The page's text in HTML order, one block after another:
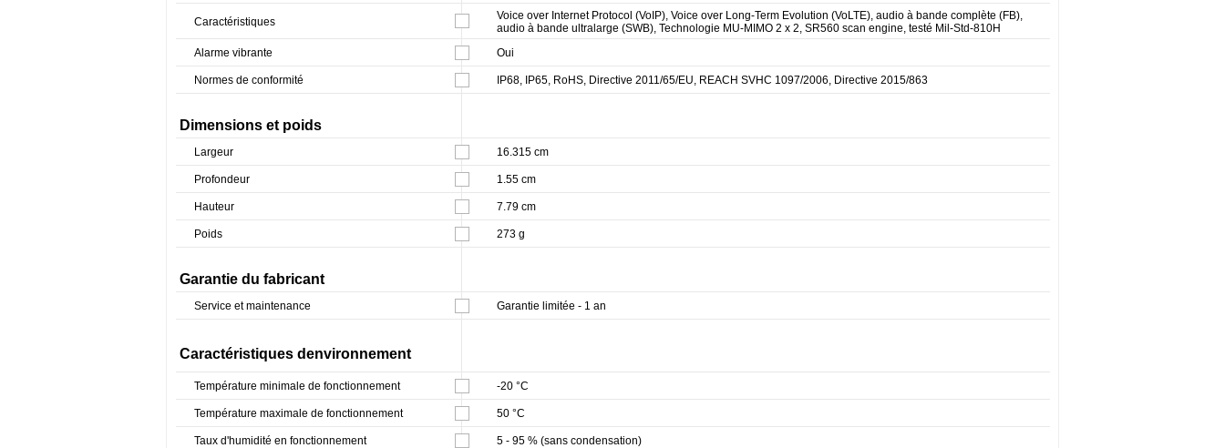
Caractéristiques
Voice over Internet Protocol (VoIP), Voice over Long-Term Evolution (VoLTE), audio à bande complète (FB),
audio à bande ultralarge (SWB), Technologie MU-MIMO 2 x 2, SR560 scan engine, testé Mil-Std-810H
Alarme vibrante
Oui
Normes de conformité IP68, IP65, RoHS, Directive 2011/65/EU, REACH SVHC 1097/2006, Directive 2015/863
Dimensions et poids
Largeur 16.315 cm
Profondeur 1.55 cm
Hauteur 7.79 cm
Poids 273 g
Garantie du fabricant
Service et maintenance Garantie limitée - 1 an
Caractéristiques denvironnement
Température minimale de fonctionnement -20 °C
Température maximale de fonctionnement 50 °C
Taux d'humidité en fonctionnement 5 - 95 % (sans condensation)